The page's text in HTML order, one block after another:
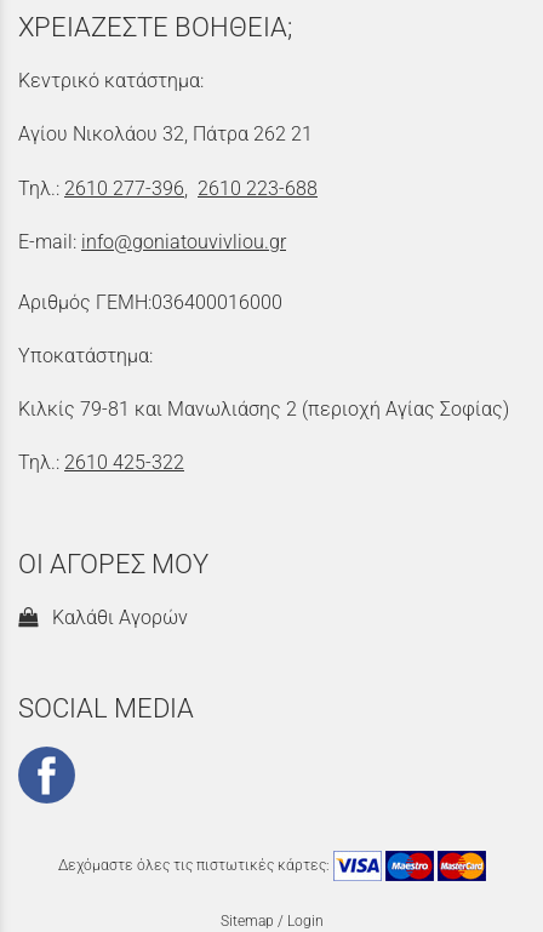
ΧΡΕΙΑΖΕΣΤΕ ΒΟΗΘΕΙΑ;
Κεντρικό κατάστημα:
Αγίου Νικολάου 32, Πάτρα 262 21
Τηλ.: 2610 277-396 2610 223-688
E-mail: info@goniatouvivliou.gr
Αριθμός ΓΕΜΗ:036400016000
Υποκατάστημα:
Κιλκίς 79-81 και Μανωλιάσης 2 (περιοχή Αγίας Σοφίας)
Τηλ.: 2610 425-322
ΟΙ ΑΓΟΡΕΣ ΜΟΥ
Καλάθι Αγορών
SOCIAL MEDIA
Δεχόμαστε όλες τις πιστωτικές κάρτες:
Sitemap / Login